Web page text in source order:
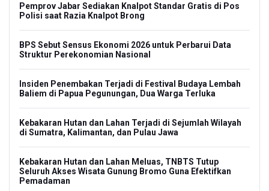
Pemprov Jabar Sediakan Knalpot Standar Gratis di Pos
Polisi saat Razia Knalpot Brong
BPS Sebut Sensus Ekonomi 2026 untuk Perbarui Data
Struktur Perekonomian Nasional
Insiden Penembakan Terjadi di Festival Budaya Lembah
Baliem di Papua Pegunungan, Dua Warga Terluka
Kebakaran Hutan dan Lahan Terjadi di Sejumlah Wilayah
di Sumatra, Kalimantan, dan Pulau Jawa
Kebakaran Hutan dan Lahan Meluas, TNBTS Tutup
Seluruh Akses Wisata Gunung Bromo Guna Efektifkan
Pemadaman